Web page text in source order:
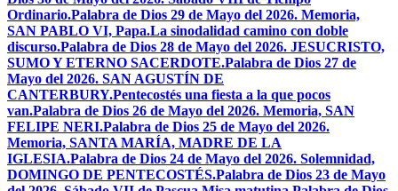
Ordinario.Palabra de Dios 29 de Mayo del 2026. Memoria,
SAN PABLO VI, Papa.La sinodalidad camino con doble
discurso.Palabra de Dios 28 de Mayo del 2026. JESUCRISTO,
SUMO Y ETERNO SACERDOTE.Palabra de Dios 27 de
Mayo del 2026. SAN AGUSTÍN DE
CANTERBURY.Pentecostés una fiesta a la que pocos
van.Palabra de Dios 26 de Mayo del 2026. Memoria, SAN
FELIPE NERI.Palabra de Dios 25 de Mayo del 2026.
Memoria, SANTA MARÍA, MADRE DE LA
IGLESIA.Palabra de Dios 24 de Mayo del 2026. Solemnidad,
DOMINGO DE PENTECOSTÉS.Palabra de Dios 23 de Mayo